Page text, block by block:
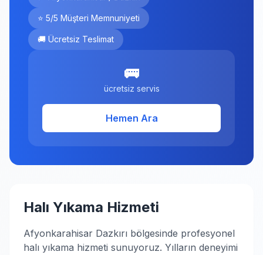
⭐ 5/5 Müşteri Memnuniyeti
🚚 Ücretsiz Teslimat
🚌
ücretsiz servis
Hemen Ara
Halı Yıkama Hizmeti
Afyonkarahisar Dazkırı bölgesinde profesyonel
halı yıkama hizmeti sunuyoruz. Yılların deneyimi